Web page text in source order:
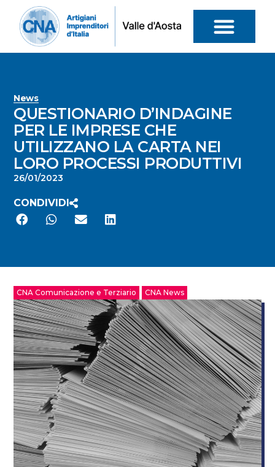
News
QUESTIONARIO D’INDAGINE
PER LE IMPRESE CHE
UTILIZZANO LA CARTA NEI
LORO PROCESSI PRODUTTIVI
26/01/2023
CONDIVIDI
CNA Comunicazione e Terziario CNA News